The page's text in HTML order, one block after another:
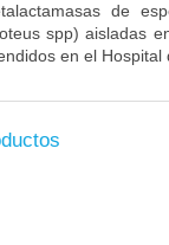
de
spp) aisladas
en el